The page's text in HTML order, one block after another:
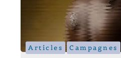
Articles Campagnes